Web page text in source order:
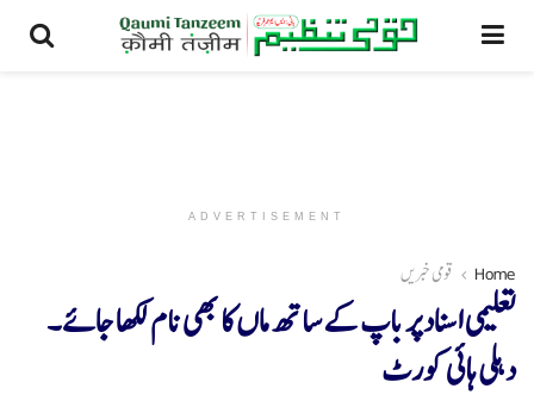
ADVERTISEMENT
Home قومی خبریں
تعلیمی اسناد پر باپ کے ساتھ ماں کا بھی نام لکھا جائے۔
دہلی ہائی کورٹ